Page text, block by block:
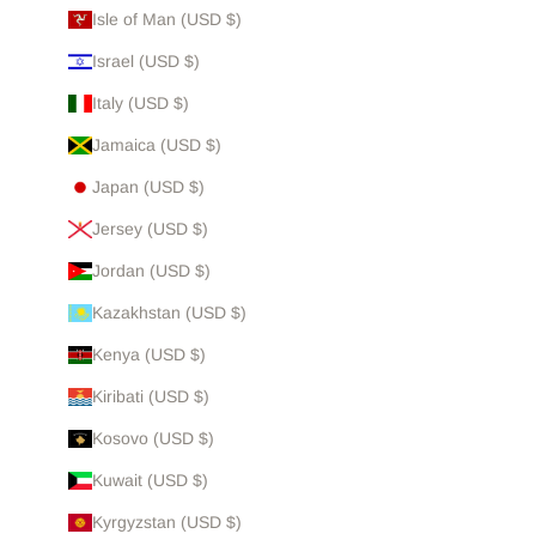
Isle of Man (USD $)
Israel (USD $)
Italy (USD $)
Jamaica (USD $)
Japan (USD $)
Jersey (USD $)
Jordan (USD $)
Kazakhstan (USD $)
Kenya (USD $)
Kiribati (USD $)
Kosovo (USD $)
Kuwait (USD $)
Kyrgyzstan (USD $)